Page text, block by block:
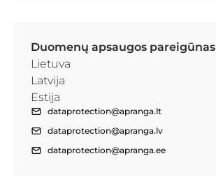
Duomenų apsaugos pareigūnas
Lietuva
Latvija
Estija
dataprotection@apranga.lt
dataprotection@apranga.lv
dataprotection@apranga.ee